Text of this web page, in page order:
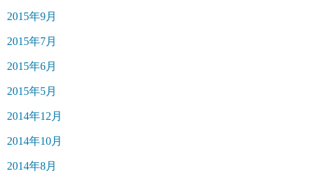
2015年9月
2015年7月
2015年6月
2015年5月
2014年12月
2014年10月
2014年8月